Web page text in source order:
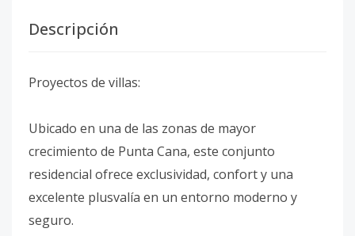
Descripción
Proyectos de villas:
Ubicado en una de las zonas de mayor
crecimiento de Punta Cana, este conjunto
residencial ofrece exclusividad, confort y una
excelente plusvalía en un entorno moderno y
seguro.